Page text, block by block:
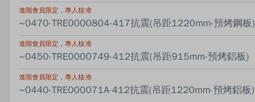
進階會員限定，專人核准
~0470-TRE0000804-417抗震(吊距1220mm-預烤鋼板)
進階會員限定，專人核准
~0450-TRE0000749-412抗震(吊距915mm-預烤鋁板)
進階會員限定，專人核准
~0440-TRE000071A-412抗震(吊距1220mm-預烤鋁板)